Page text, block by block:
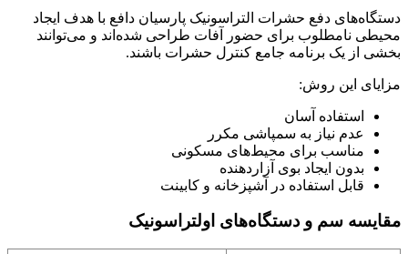
دستگاه‌های دفع حشرات التراسونیک پارسیان دافع با هدف ایجاد
محیطی نامطلوب برای حضور آفات طراحی شده‌اند و می‌توانند
بخشی از یک برنامه جامع کنترل حشرات باشند.
مزایای این روش:
استفاده آسان
عدم نیاز به سمپاشی مکرر
مناسب برای محیط‌های مسکونی
بدون ایجاد بوی آزاردهنده
قابل استفاده در آشپزخانه و کابینت
مقایسه سم و دستگاه‌های اولتراسونیک